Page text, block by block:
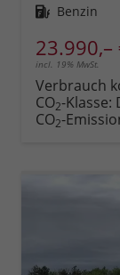
Kraftstoff Benzin
23.990,–
incl. 19% MwSt.
Verbrauch
CO2-Klasse:
CO2-